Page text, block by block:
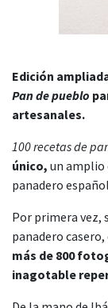
Edición
Pan de pueblo
artesanales.
100 recetas de
único, un amplio
panadero
Por primera vez,
panadero
más de 800
inagotable